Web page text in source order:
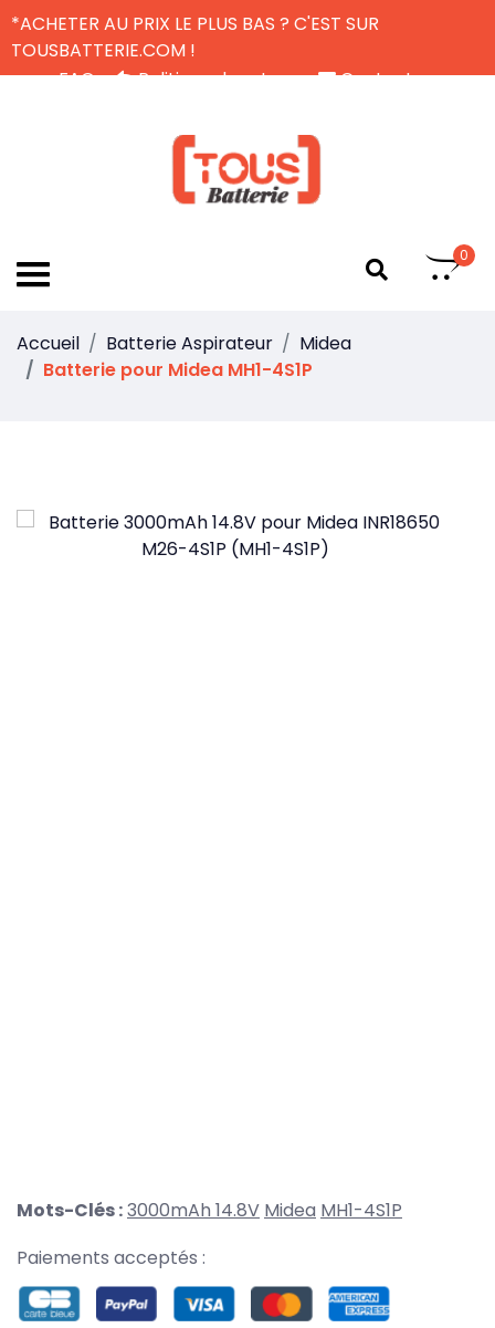
*ACHETER AU PRIX LE PLUS BAS ? C'EST SUR
TOUSBATTERIE.COM !
FAQ
Politique de retour
Contactez-nous
0
Accueil Batterie Aspirateur
Midea
Batterie pour Midea MH1-4S1P
Mots-Clés :3000mAh 14.8V Midea MH1-4S1P
Paiements acceptés :